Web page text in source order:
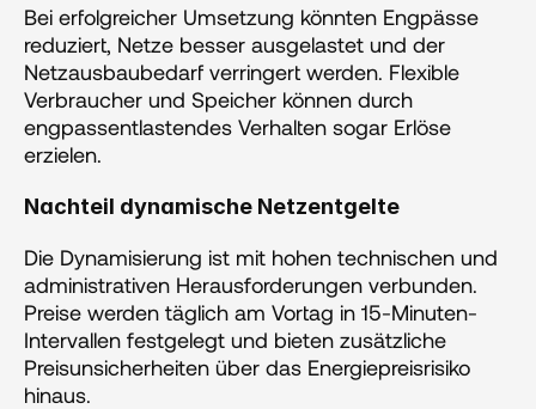
Bei erfolgreicher Umsetzung könnten Engpässe
reduziert, Netze besser ausgelastet und der
Netzausbaubedarf verringert werden. Flexible
Verbraucher und Speicher können durch
engpassentlastendes Verhalten sogar Erlöse
erzielen.
Nachteil dynamische Netzentgelte
Die Dynamisierung ist mit hohen technischen und
administrativen Herausforderungen verbunden.
Preise werden täglich am Vortag in 15-Minuten-
Intervallen festgelegt und bieten zusätzliche
Preisunsicherheiten über das Energiepreisrisiko
hinaus.